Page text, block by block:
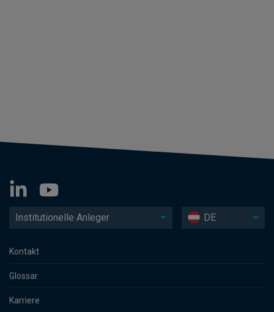
Institutionelle Anleger DE
Kontakt
Glossar
Karriere